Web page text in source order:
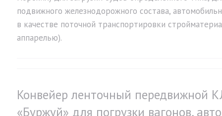
подвижного железнодорожного состава,
в качестве поточной транспортировки
аппарелью).
Конвейер ленточный передвижной
«Буржуй» для погрузки вагонов,